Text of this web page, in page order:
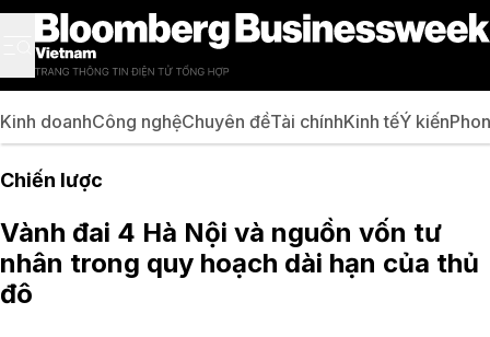
Kinh doanhCông nghệChuyên đềTài chínhKinh tếÝ kiến
Chiến lược
Vành đai 4 Hà Nội và nguồn vốn tư
nhân trong quy hoạch dài hạn của thủ
đô